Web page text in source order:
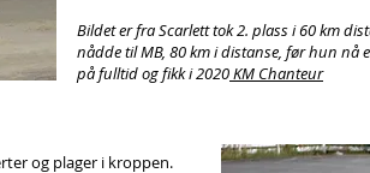
Bildet er fra Scarlett tok 2. plass i 60 km
nådde til MB, 80 km i distanse, før hun nå
på fulltid og fikk i 2020KM Chanteur
og plager i kroppen.